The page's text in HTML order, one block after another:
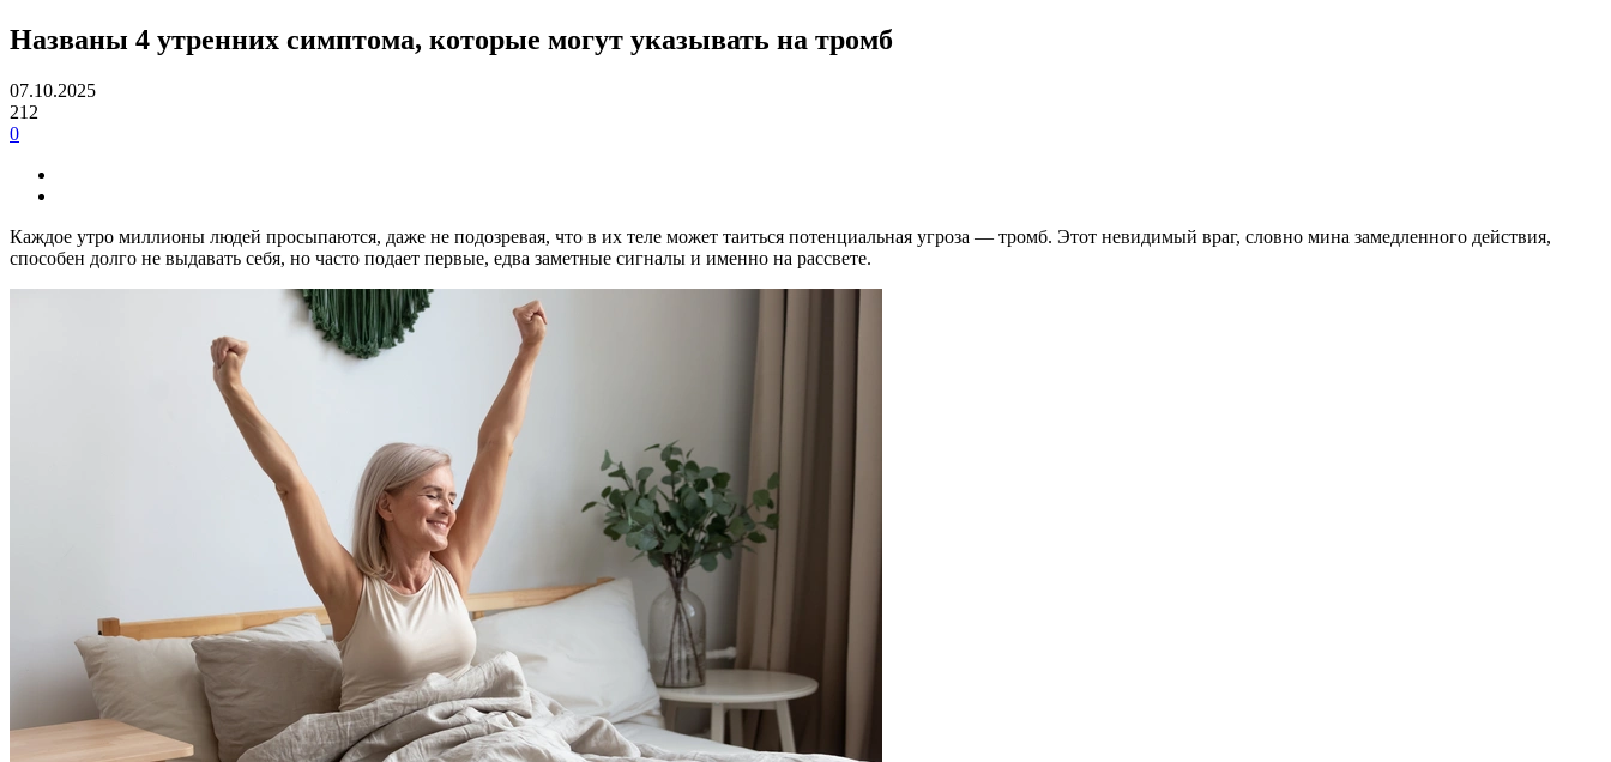
Названы 4 утренних симптома, которые могут указывать на тромб
07.10.2025
212
0
Каждое утро миллионы людей просыпаются, даже не подозревая, что в их теле может таиться потенциальная угроза — тромб. Этот невидимый враг, словно мина замедленного действия,
способен долго не выдавать себя, но часто подает первые, едва заметные сигналы и именно на рассвете.